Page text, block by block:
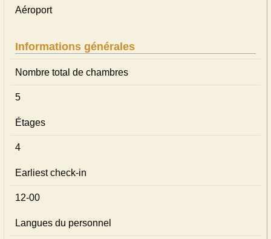
Aéroport
Informations générales
Nombre total de chambres
5
Étages
4
Earliest check-in
12-00
Langues du personnel